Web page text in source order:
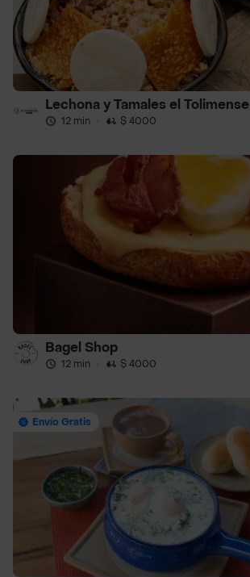
Lechona y Tamales el Tolimense
12 min · $ 4000
Bagel Shop
12 min · $ 4000
Envío Gratis